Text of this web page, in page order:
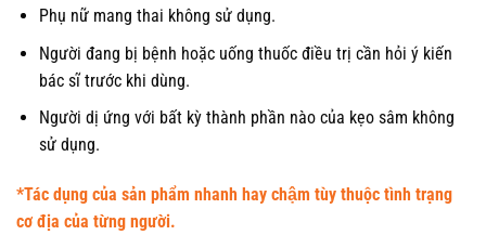
Phụ nữ mang thai không sử dụng.
Người đang bị bệnh hoặc uống thuốc điều trị cần hỏi ý kiến
bác sĩ trước khi dùng.
Người dị ứng với bất kỳ thành phần nào của kẹo sâm không
sử dụng.
*Tác dụng của sản phẩm nhanh hay chậm tùy thuộc tình trạng
cơ địa của từng người.